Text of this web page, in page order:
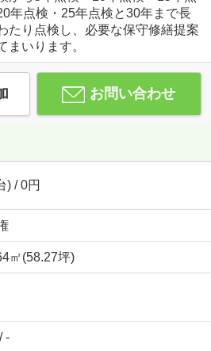
年点検・25年点検と30年まで長
たり点検し、必要な保守修繕提案
まいります。
お問い合わせ
) / 0円
㎡(58.27坪)
-